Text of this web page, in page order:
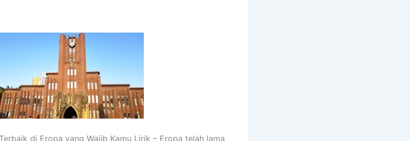
di Eropa yang Wajib Kamu Lirik – Eropa telah lama